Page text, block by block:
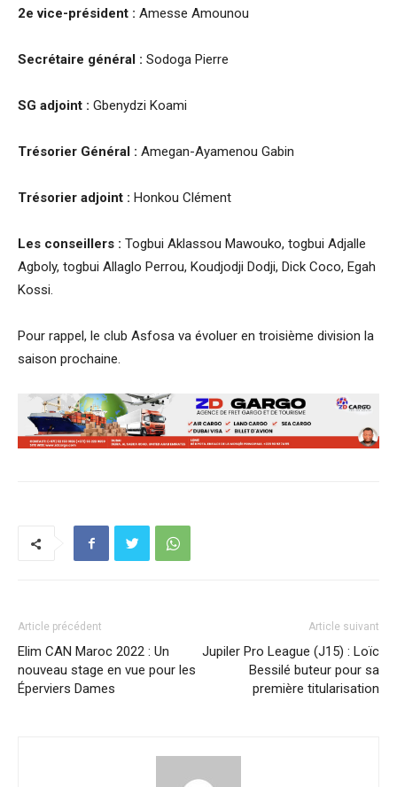
2e vice-président : Amesse Amounou
Secrétaire général : Sodoga Pierre
SG adjoint : Gbenydzi Koami
Trésorier Général : Amegan-Ayamenou Gabin
Trésorier adjoint : Honkou Clément
Les conseillers : Togbui Aklassou Mawouko, togbui Adjalle
Agboly, togbui Allaglo Perrou, Koudjodji Dodji, Dick Coco, Egah
Kossi.
Pour rappel, le club Asfosa va évoluer en troisième division la
saison prochaine.
Article précédent
Elim CAN Maroc 2022 : Un
nouveau stage en vue pour les
Éperviers Dames
Article suivant
Jupiler Pro League (J15) : Loïc
Bessilé buteur pour sa
première titularisation